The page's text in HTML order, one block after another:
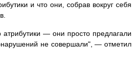
и что они, собрав вокруг себя
— они просто предлагали
не совершали", — отметил